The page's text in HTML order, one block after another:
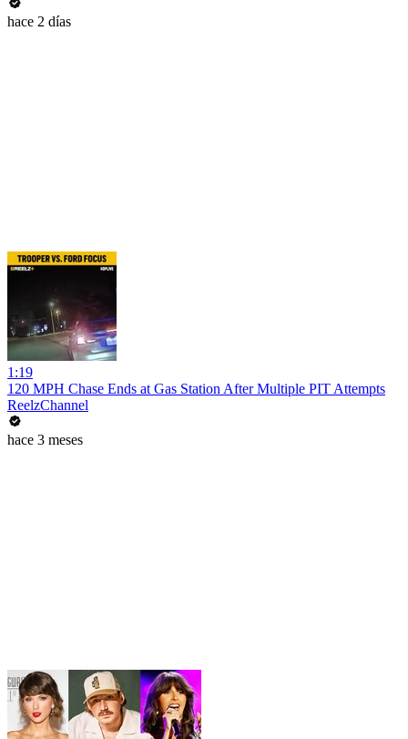
hace 2 días
1:19
120 MPH Chase Ends at Gas Station After Multiple PIT Attempts
ReelzChannel
hace 3 meses